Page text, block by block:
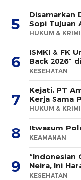
5
Disamarkan
Sopi Tujuan
HUKUM &
6
ISMKI & FK
Back 2026”
KESEHATAN
7
Kejati, PT
Kerja Sama
HUKUM &
8 Itwasum
KEAMANAN
9
“Indonesian
Neira, Ini
KESEHATAN